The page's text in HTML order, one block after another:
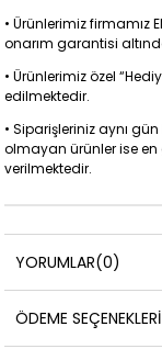
• Ürünlerimiz firmamız
onarım garantisi
• Ürünlerimiz özel
edilmektedir.
• Siparişleriniz aynı
olmayan ürünler ise en
verilmektedir.
YORUMLAR(0)
ÖDEME SEÇENEKLERI